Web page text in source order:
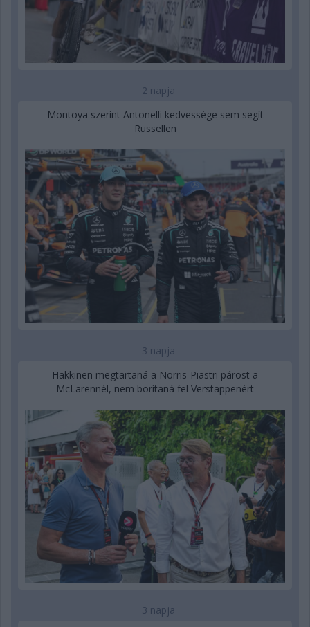
2 napja
Montoya szerint Antonelli kedvessége sem segít
Russellen
3 napja
Hakkinen megtartaná a Norris-Piastri párost a
McLarennél, nem borítaná fel Verstappenért
3 napja